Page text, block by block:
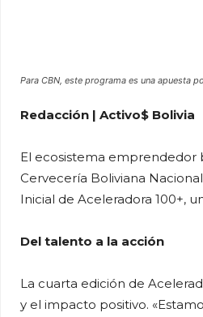
Para CBN, este programa es una apuesta
Redacción | Activo$ Bolivia
El ecosistema emprendedor
Cervecería Boliviana
Inicial de Aceleradora 100+,
Del talento a la acción
La cuarta edición de
y el impacto positivo.